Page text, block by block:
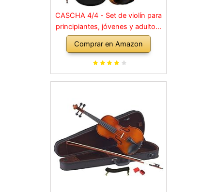
CASCHA 4/4 - Set de violín para
principiantes, jóvenes y adultos,
violín macizo con arco, colofonia,
cuerdas de repuesto, soporte
para hombro, maletín, abeto
Comprar en Amazon